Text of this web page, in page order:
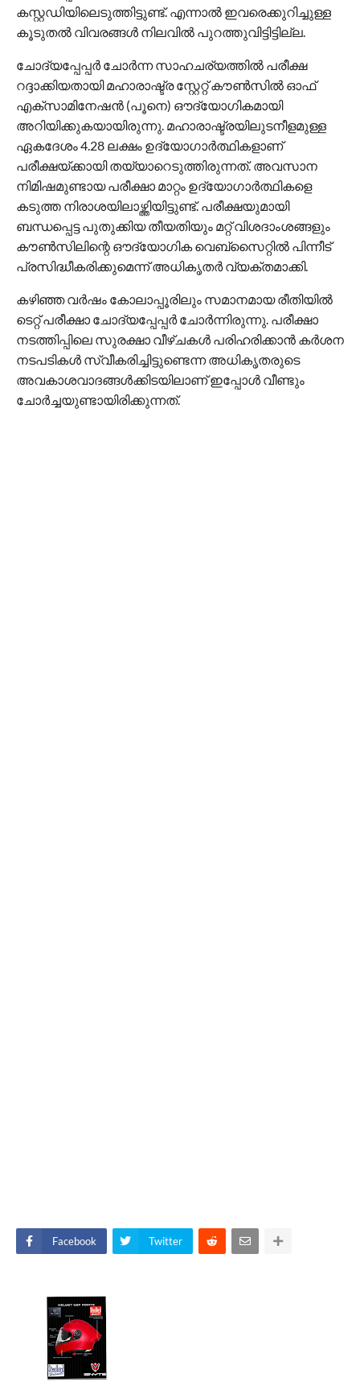
കസ്റ്റഡിയിലെടുത്തിട്ടുണ്ട്. എന്നാല്‍ ഇവരെക്കുറിച്ചുള്ള
കൂടുതല്‍ വിവരങ്ങള്‍ നിലവില്‍ പുറത്തുവിട്ടിട്ടില്ല.
ചോദ്യപ്പേപ്പര്‍ ചോര്‍ന്ന സാഹചര്യത്തില്‍ പരീക്ഷ
റദ്ദാക്കിയതായി മഹാരാഷ്ട്ര സ്റ്റേറ്റ് കൗണ്‍സില്‍ ഓഫ്
എക്‌സാമിനേഷന്‍ (പൂനെ) ഔദ്യോഗികമായി
അറിയിക്കുകയായിരുന്നു. മഹാരാഷ്ട്രയിലുടനീളമുള്ള
ഏകദേശം 4.28 ലക്ഷം ഉദ്യോഗാര്‍ത്ഥികളാണ്
പരീക്ഷയ്ക്കായി തയ്യാറെടുത്തിരുന്നത്. അവസാന
നിമിഷമുണ്ടായ പരീക്ഷാ മാറ്റം ഉദ്യോഗാര്‍ത്ഥികളെ
കടുത്ത നിരാശയിലാഴ്ത്തിയിട്ടുണ്ട്. പരീക്ഷയുമായി
ബന്ധപ്പെട്ട പുതുക്കിയ തീയതിയും മറ്റ് വിശദാംശങ്ങളും
കൗണ്‍സിലിന്റെ ഔദ്യോഗിക വെബ്സൈറ്റില്‍ പിന്നീട്
പ്രസിദ്ധീകരിക്കുമെന്ന് അധികൃതര്‍ വ്യക്തമാക്കി.
കഴിഞ്ഞ വര്‍ഷം കോലാപ്പൂരിലും സമാനമായ രീതിയില്‍
ടെറ്റ് പരീക്ഷാ ചോദ്യപ്പേപ്പര്‍ ചോര്‍ന്നിരുന്നു. പരീക്ഷാ
നടത്തിപ്പിലെ സുരക്ഷാ വീഴ്ചകള്‍ പരിഹരിക്കാന്‍ കര്‍ശന
നടപടികള്‍ സ്വീകരിച്ചിട്ടുണ്ടെന്ന അധികൃതരുടെ
അവകാശവാദങ്ങള്‍ക്കിടയിലാണ് ഇപ്പോള്‍ വീണ്ടും
ചോര്‍ച്ചയുണ്ടായിരിക്കുന്നത്.
Facebook Twitter